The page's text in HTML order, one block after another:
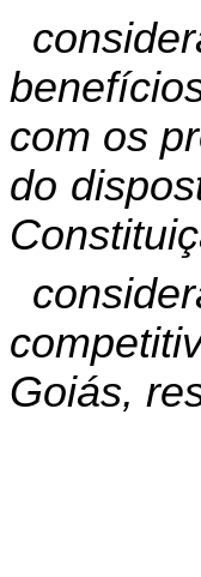
com os
do
Goiás,